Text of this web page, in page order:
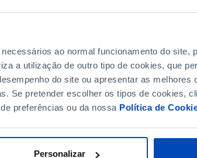
ao normal funcionamento do site,
a utilização de outro tipo de cookies, que
do site ou apresentar as melhores
Se pretender escolher os tipos de cookies,
preferências ou da nossa Política de
Personalizar
DE FIM